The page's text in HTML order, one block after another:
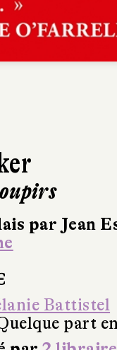
par Jean
Battistel
part